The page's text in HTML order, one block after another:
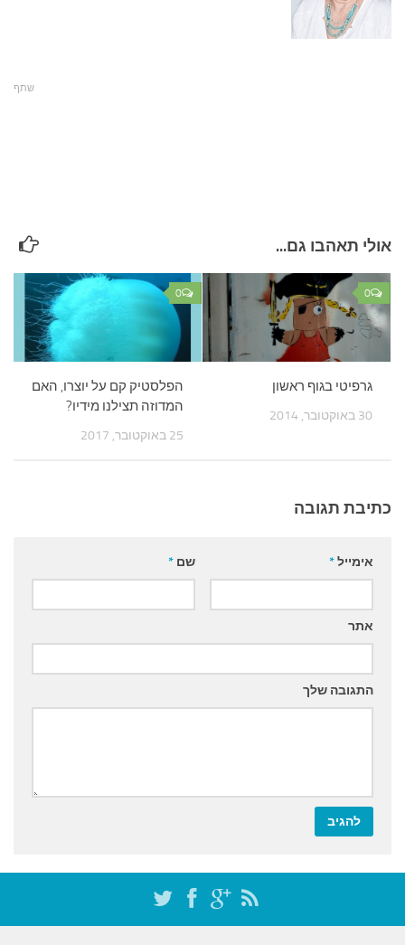
עצות סבתא
סבתא מספרת
שתף
אולי תאהבו גם...
0
הפלסטיק קם על יוצרו, האם
המדוזה תצילנו מידיו?
25 באוקטובר, 2017
0
גרפיטי בגוף ראשון
30 באוקטובר, 2014
כתיבת תגובה
שם * אימייל*
אתר
התגובה שלך